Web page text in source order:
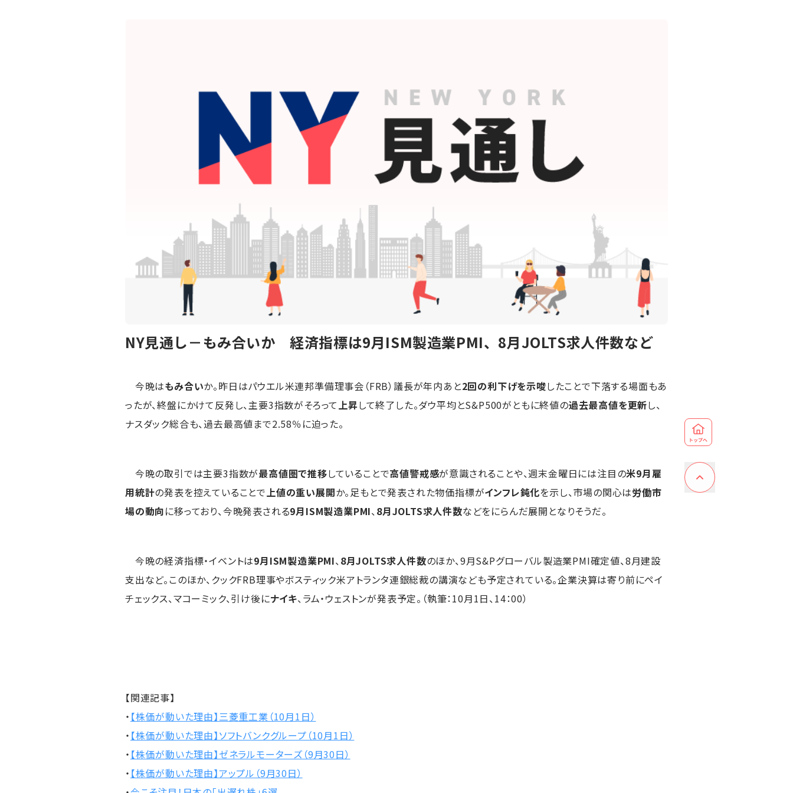
NY見通し－もみ合いか 経済指標は9月ISM製造業PMI、8月JOLTS求人件数など
今晩はもみ合いか。昨日はパウエル米連邦準備理事会（FRB）議長が年内あと2回の利下げを示唆したことで下落する場面もあ
ったが、終盤にかけて反発し、主要3指数がそろって 上昇して終了した。ダウ平均とS&P500がともに終値の過去最高値を更新し、
ナスダック総合も、過去最高値まで2.58％に迫った。
今晩の取引では主要3指数が最高値圏で推移していることで高値警戒感が意識されることや、週末金曜日には注目の米9月雇
用統計の発表を控えていることで 上値の重い展開か。足もとで発表された物価指標がインフレ鈍化を示し、市場の関心は労働市
場の動向に移っており、今晩発表される9月ISM製造業PMI、 8月JOLTS求人件数などをにらんだ展開となりそうだ。
今晩の経済指標・イベントは9月ISM製造業PMI、 8月JOLTS求人件数のほか、9月S&Pグローバル製造業PMI確定値、8月建設
支出など。このほか、クックFRB理事やボスティック米アトランタ連銀総裁の講演なども予定されている。企業決算は寄り前にペイ
チェックス、マコーミック、引け後にナイキ、ラム・ウェストンが発表予定。（執筆：10月1日、14：00）
【関連記事】
・ 【株価が動いた理由】三菱重工業（10月1日）
・ 【株価が動いた理由】ソフトバンクグループ（10月1日）
・ 【株価が動いた理由】ゼネラルモーターズ（9月30日）
・ 【株価が動いた理由】アップル（9月30日）